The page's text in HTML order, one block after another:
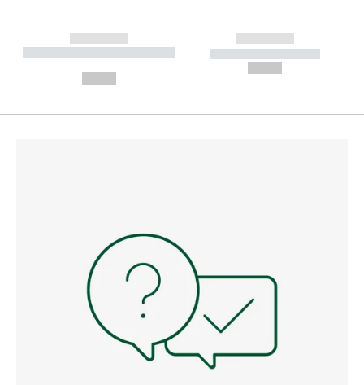
------------
----------- ----------- --------
------------
----------- -----------